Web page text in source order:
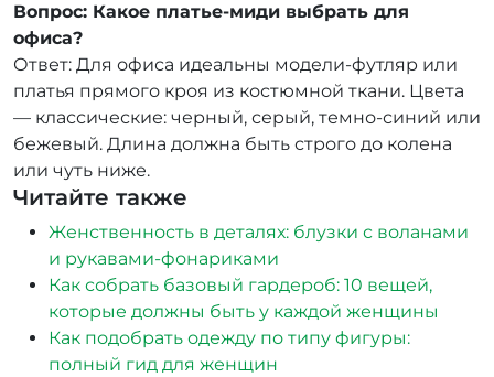
Вопрос: Какое платье-миди выбрать для
офиса?
Ответ: Для офиса идеальны модели-футляр или
платья прямого кроя из костюмной ткани. Цвета
— классические: черный, серый, темно-синий или
бежевый. Длина должна быть строго до колена
или чуть ниже.
Читайте также
Женственность в деталях: блузки с воланами
и рукавами-фонариками
Как собрать базовый гардероб: 10 вещей,
которые должны быть у каждой женщины
Как подобрать одежду по типу фигуры:
полный гид для женщин